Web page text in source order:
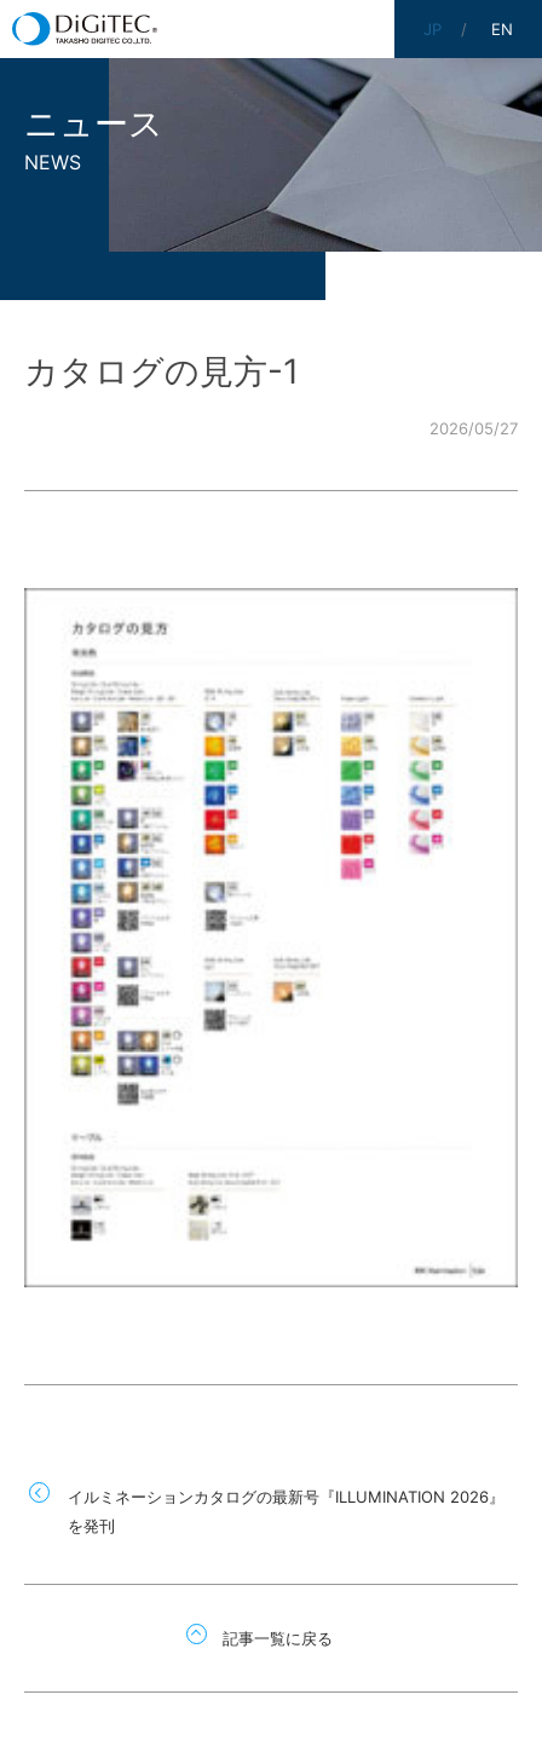
JP EN
ニュース
NEWS
カタログの見方-1
2026/05/27
イルミネーションカタログの最新号『ILLUMINATION 2026』
を発刊
記事一覧に戻る